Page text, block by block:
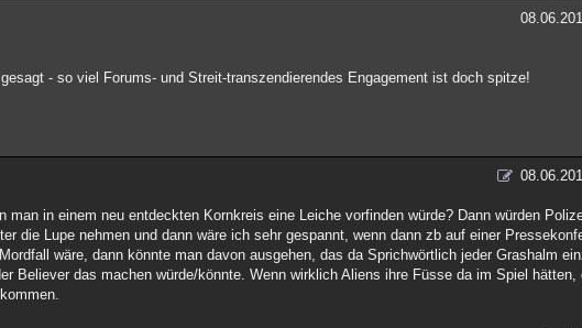
- so viel Forums- und Streit-transzendierendes Engagement ist doch spitze!
man in einem neu entdeckten Kornkreis eine Leiche vorfinden würde? Dann würden
die Lupe nehmen und dann wäre ich sehr gespannt, wenn dann zb auf einer
wäre, dann könnte man davon ausgehen, das da Sprichwörtlich jeder Grashalm
Believer das machen würde/könnte. Wenn wirklich Aliens ihre Füsse da im Spiel hätten,